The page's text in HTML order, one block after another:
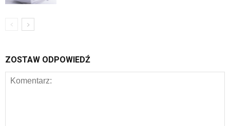
ZOSTAW ODPOWIEDŹ